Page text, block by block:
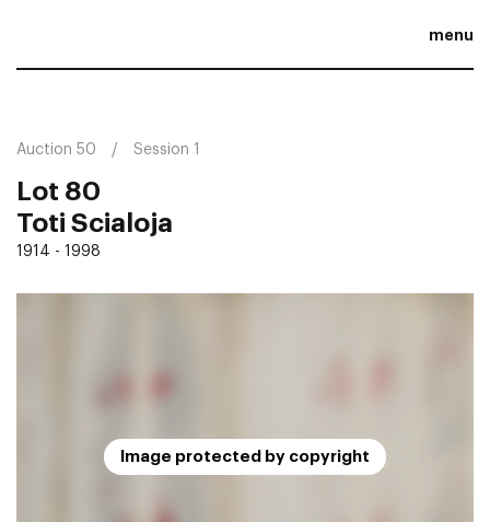
menu
Auction 50 Session 1
Lot 80
Toti Scialoja
1914 - 1998
Image protected by copyright